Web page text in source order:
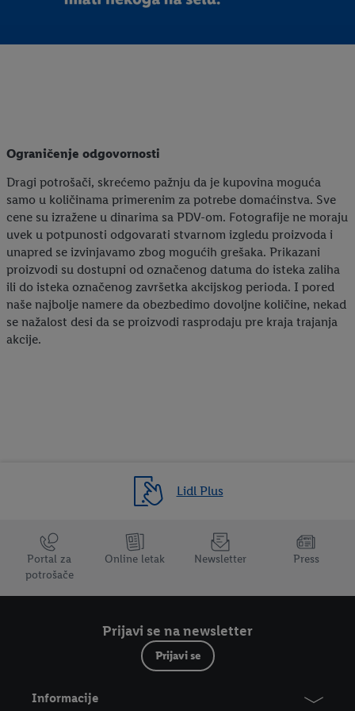
Ograničenje odgovornosti
Dragi potrošači, skrećemo pažnju da je kupovina moguća
samo u količinama primerenim za potrebe domaćinstva. Sve
cene su izražene u dinarima sa PDV-om. Fotografije ne moraju
uvek u potpunosti odgovarati stvarnom izgledu proizvoda i
unapred se izvinjavamo zbog mogućih grešaka. Prikazani
proizvodi su dostupni od označenog datuma do isteka zaliha
ili do isteka označenog završetka akcijskog perioda. I pored
naše najbolje namere da obezbedimo dovoljne količine, nekad
se nažalost desi da se proizvodi rasprodaju pre kraja trajanja
akcije.
Lidl Plus
Trustbar
Portal za
potrošače
Online letak Newsletter Press
Prijavi se na newsletter
Prijavi se
Informacije
sve gore navedene svrhe. Više informacija, uključujući period